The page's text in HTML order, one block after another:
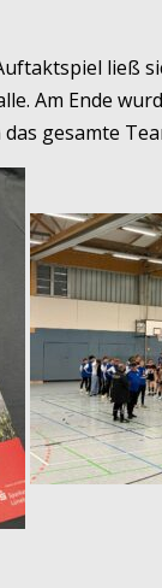
ließ
Am Ende
gesamte